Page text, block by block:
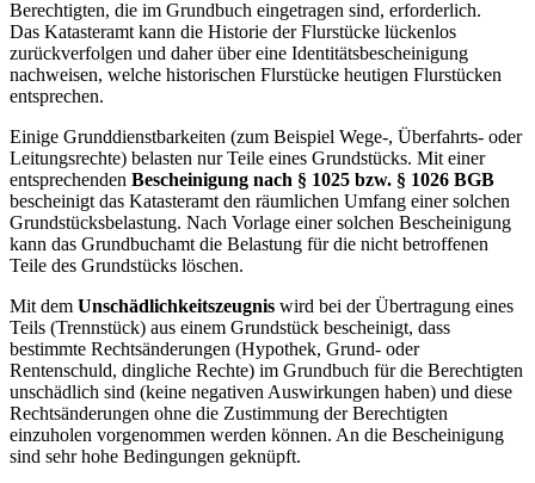
Berechtigten, die im Grundbuch eingetragen sind, erforderlich.
Das Katasteramt kann die Historie der Flurstücke lückenlos
zurückverfolgen und daher über eine Identitätsbescheinigung
nachweisen, welche historischen Flurstücke heutigen Flurstücken
entsprechen.
Einige Grunddienstbarkeiten (zum Beispiel Wege-, Überfahrts- oder
Leitungsrechte) belasten nur Teile eines Grundstücks. Mit einer
entsprechenden Bescheinigung nach § 1025 bzw. § 1026 BGB
bescheinigt das Katasteramt den räumlichen Umfang einer solchen
Grundstücksbelastung. Nach Vorlage einer solchen Bescheinigung
kann das Grundbuchamt die Belastung für die nicht betroffenen
Teile des Grundstücks löschen.
Mit dem Unschädlichkeitszeugnis wird bei der Übertragung eines
Teils (Trennstück) aus einem Grundstück bescheinigt, dass
bestimmte Rechtsänderungen (Hypothek, Grund- oder
Rentenschuld, dingliche Rechte) im Grundbuch für die Berechtigten
unschädlich sind (keine negativen Auswirkungen haben) und diese
Rechtsänderungen ohne die Zustimmung der Berechtigten
einzuholen vorgenommen werden können. An die Bescheinigung
sind sehr hohe Bedingungen geknüpft.